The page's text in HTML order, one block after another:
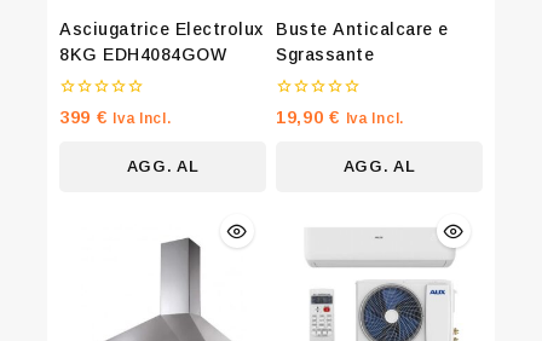
Asciugatrice Electrolux
8KG EDH4084GOW
0
su
399 € Iva Incl.
AGG. AL
Buste Anticalcare e
Sgrassante
0
su
19,90€ Iva Incl.
AGG. AL